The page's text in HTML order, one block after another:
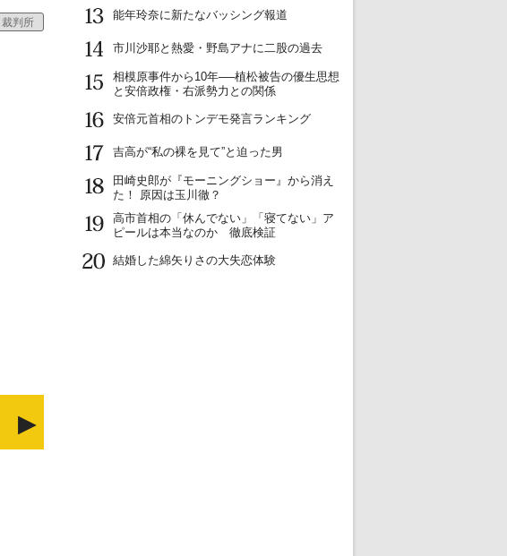
裁判所
13
能年玲奈に新たなバッシング報道
14
市川沙耶と熱愛・野島アナに二股の過去
15
相模原事件から10年──植松被告の優生思想
と安倍政権・右派勢力との関係
16
安倍元首相のトンデモ発言ランキング
17
吉高が“私の裸を見て”と迫った男
18
田崎史郎が『モーニングショー』から消え
た！ 原因は玉川徹？
19
高市首相の「休んでない」「寝てない」ア
ピールは本当なのか 徹底検証
20
結婚した綿矢りさの大失恋体験